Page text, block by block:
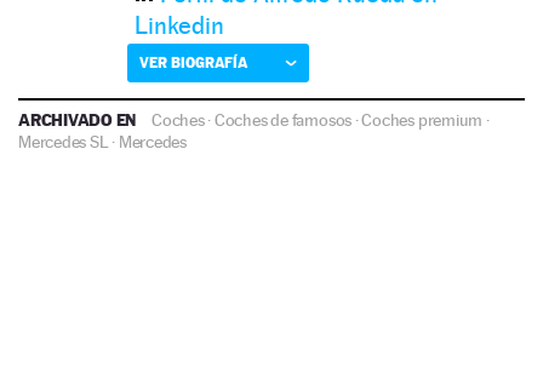
Linkedin
VER BIOGRAFÍA
ARCHIVADO EN Coches·Coches de famosos ·Coches premium ·
Mercedes SL· Mercedes